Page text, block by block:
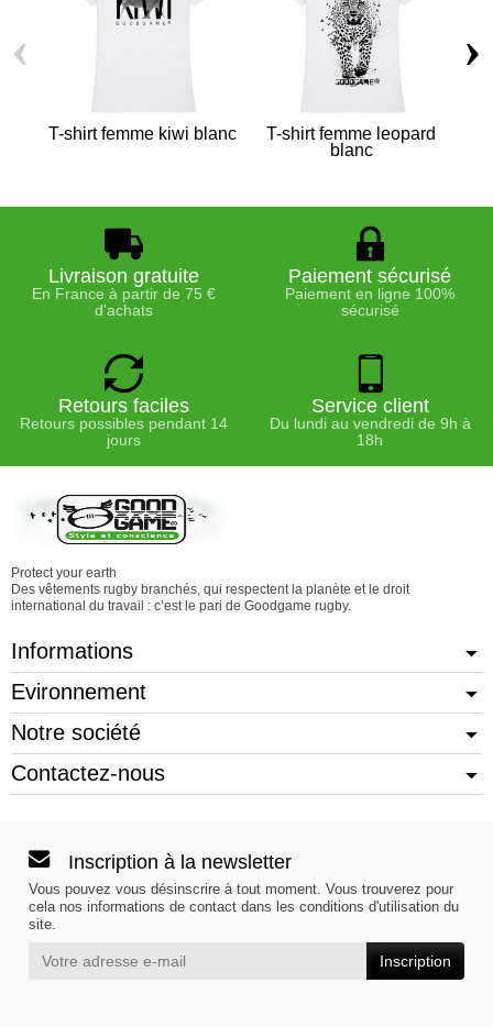
T-shirt femme kiwi blanc
T-shirt femme leopard
blanc
‹ ›
Livraison gratuite
En France à partir de 75 €
d'achats
Paiement sécurisé
Paiement en ligne 100%
sécurisé
Retours faciles
Retours possibles pendant 14
jours
Service client
Du lundi au vendredi de 9h à
18h
Protect your earth
Des vêtements rugby branchés, qui respectent la planète et le droit
international du travail : c’est le pari de Goodgame rugby.
Informations
Evironnement
Notre société
Contactez-nous
Inscription à la newsletter
Vous pouvez vous désinscrire à tout moment. Vous trouverez pour
cela nos informations de contact dans les conditions d'utilisation du
site.
Inscription